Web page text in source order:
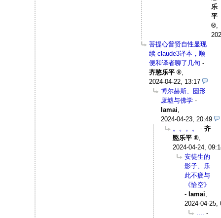
乐
平
,
菩提心普贤自性显现
续 claude3译本，顺
便和译者聊了几句 -
齐愍乐平
,
2024-04-22, 13:17
博尔赫斯、圆形
废墟与佛学 -
Iamai,
2024-04-23, 20:49
。。。。
-齐
愍乐平
,
2024-04-24,
安徒生的
影子、乐
此不疲与
《恰空》
- Iamai,
2024-04-25,
.... -